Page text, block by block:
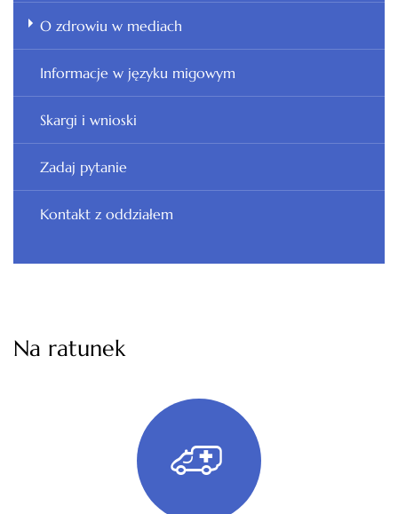
O zdrowiu w mediach
Informacje w języku migowym
Skargi i wnioski
Zadaj pytanie
Kontakt z oddziałem
Na ratunek